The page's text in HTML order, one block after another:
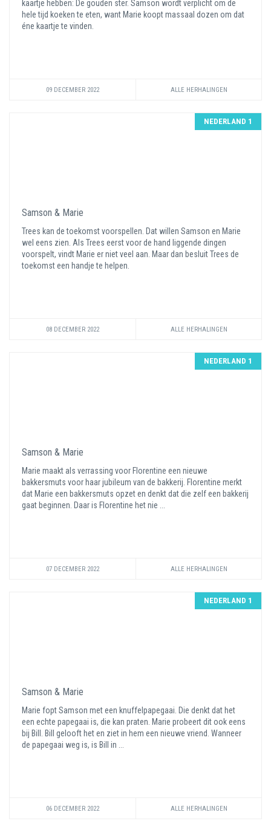
kaartje hebben: De gouden ster. Samson wordt verplicht om de
hele tijd koeken te eten, want Marie koopt massaal dozen om dat
éne kaartje te vinden.
09 DECEMBER 2022 ALLE HERHALINGEN
NEDERLAND 1
Samson & Marie
Trees kan de toekomst voorspellen. Dat willen Samson en Marie
wel eens zien. Als Trees eerst voor de hand liggende dingen
voorspelt, vindt Marie er niet veel aan. Maar dan besluit Trees de
toekomst een handje te helpen.
08 DECEMBER 2022 ALLE HERHALINGEN
NEDERLAND 1
Samson & Marie
Marie maakt als verrassing voor Florentine een nieuwe
bakkersmuts voor haar jubileum van de bakkerij. Florentine merkt
dat Marie een bakkersmuts opzet en denkt dat die zelf een bakkerij
gaat beginnen. Daar is Florentine het nie ...
07 DECEMBER 2022 ALLE HERHALINGEN
NEDERLAND 1
Samson & Marie
Marie fopt Samson met een knuffelpapegaai. Die denkt dat het
een echte papegaai is, die kan praten. Marie probeert dit ook eens
bij Bill. Bill gelooft het en ziet in hem een nieuwe vriend. Wanneer
de papegaai weg is, is Bill in ...
06 DECEMBER 2022 ALLE HERHALINGEN